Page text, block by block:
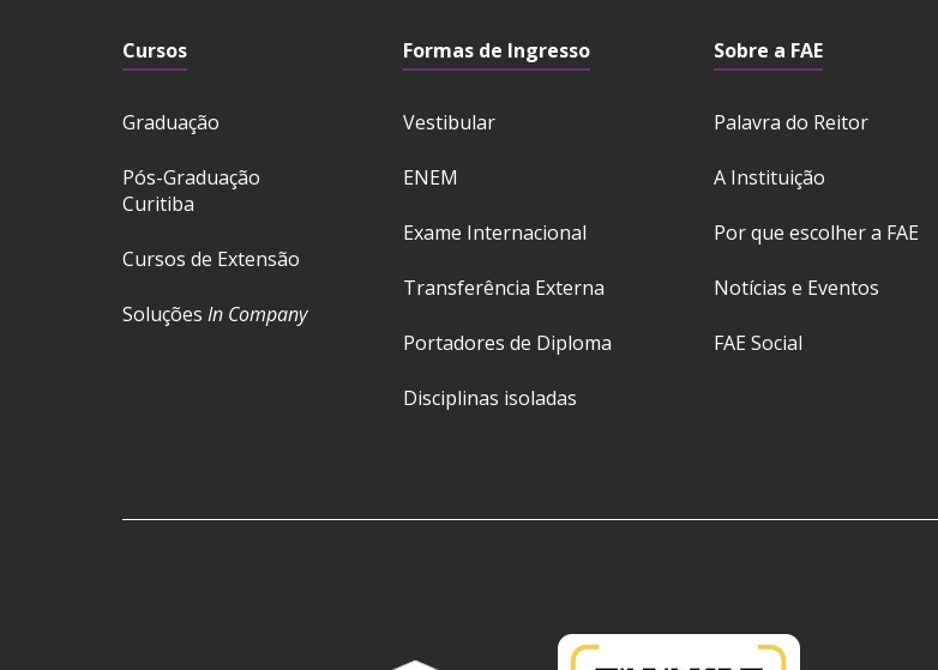
Cursos
Graduação
Pós-Graduação
Curitiba
Cursos de Extensão
Soluções In Company
Formas de Ingresso
Vestibular
ENEM
Exame Internacional
Transferência Externa
Portadores de Diploma
Disciplinas isoladas
Sobre a FAE
Palavra do Reitor
A Instituição
Por que escolher a FAE
Notícias e Eventos
FAE Social